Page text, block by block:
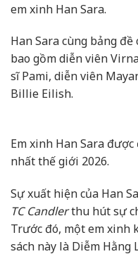
em xinh Han Sara.
Han Sara cùng bảng
bao gồm diễn viên
sĩ Pami, diễn viên
Billie Eilish.
Em xinh Han Sara
nhất thế giới 2026.
Sự xuất hiện của Han
TC Candlerthu hút sự
Trước đó, một em xinh
sách này là Diễm Hằng